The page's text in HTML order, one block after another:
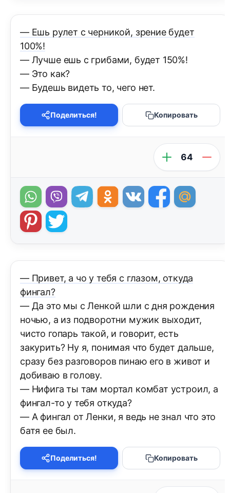
— Ешь рулет с черникой, зрение будет
100%!
— Лучше ешь с грибами, будет 150%!
— Это как?
— Будешь видеть то, чего нет.
Поделиться! Копировать
64
— Привет, а чо у тебя с глазом, откуда
фингал?
— Да это мы с Ленкой шли с дня рождения
ночью, а из подворотни мужик выходит,
чисто гопарь такой, и говорит, есть
закурить? Ну я, понимая что будет дальше,
сразу без разговоров пинаю его в живот и
добиваю в голову.
— Нифига ты там мортал комбат устроил, а
фингал-то у тебя откуда?
— А фингал от Ленки, я ведь не знал что это
батя ее был.
Поделиться! Копировать